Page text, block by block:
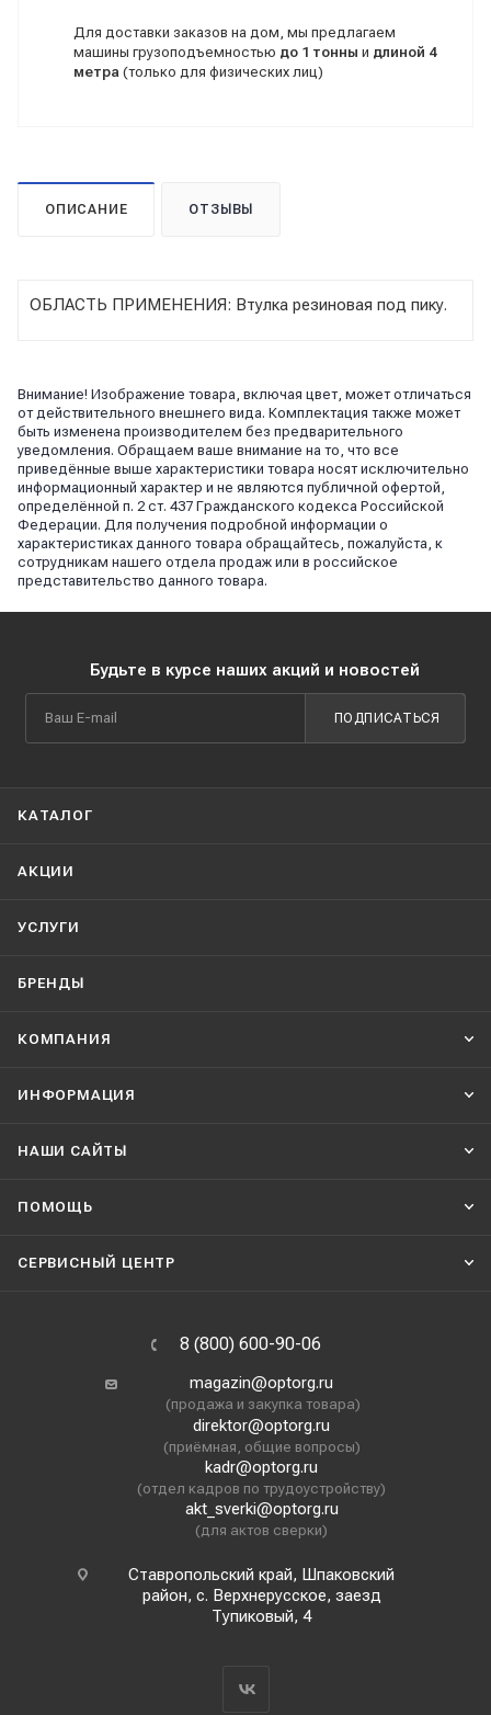
Для доставки заказов на дом, мы предлагаем
машины грузоподъемностью до 1 тонны и длиной 4
метра (только для физических лиц)
ОПИСАНИЕ ОТЗЫВЫ
ОБЛАСТЬ ПРИМЕНЕНИЯ: Втулка резиновая под пику.
Внимание! Изображение товара, включая цвет, может отличаться
от действительного внешнего вида. Комплектация также может
быть изменена производителем без предварительного
уведомления. Обращаем ваше внимание на то, что все
приведённые выше характеристики товара носят исключительно
информационный характер и не являются публичной офертой,
определённой п. 2 ст. 437 Гражданского кодекса Российской
Федерации. Для получения подробной информации о
характеристиках данного товара обращайтесь, пожалуйста, к
сотрудникам нашего отдела продаж или в российское
представительство данного товара.
Будьте в курсе наших акций и новостей
ПОДПИСАТЬСЯ
КАТАЛОГ
АКЦИИ
УСЛУГИ
БРЕНДЫ
КОМПАНИЯ
ИНФОРМАЦИЯ
НАШИ CАЙТЫ
ПОМОЩЬ
СЕРВИСНЫЙ ЦЕНТР
8 (800) 600-90-06
magazin@optorg.ru
(продажа и закупка товара)
direktor@optorg.ru
(приёмная, общие вопросы)
kadr@optorg.ru
(отдел кадров по трудоустройству)
akt_sverki@optorg.ru
(для актов сверки)
Ставропольский край, Шпаковский
район, с. Верхнерусское, заезд
Тупиковый, 4